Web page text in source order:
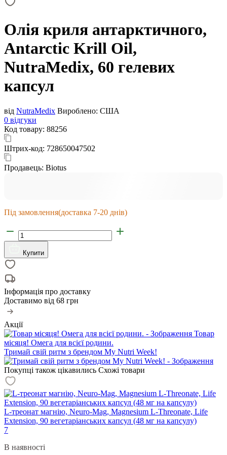
Олія криля антарктичного,
Antarctic Krill Oil,
NutraMedix, 60 гелевих
капсул
від NutraMedix Вироблено: США
0 відгуки
Код товару: 88256
Штрих-код: 728650047502
Продавець: Biotus
Під замовлення(доставка 7-20 днів)
Купити
Інформація про доставку
Доставимо від 68 грн
Акції
Товар
місяця! Омега для всієї родини.
Тримай свій ритм з брендом My Nutri Week!
Покупці також цікавились Схожі товари
L-треонат магнію, Neuro-Mag, Magnesium L-Threonate, Life
Extension, 90 вегетаріанських капсул (48 мг на капсулу)
7
В наявності